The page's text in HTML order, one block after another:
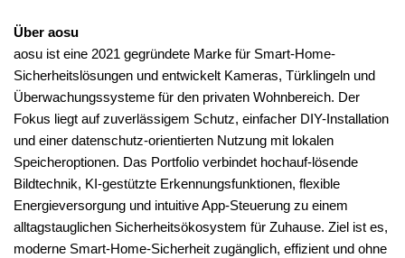
Über aosu
aosu ist eine 2021 gegründete Marke für Smart-Home-
Sicherheitslösungen und entwickelt Kameras, Türklingeln und
Überwachungssysteme für den privaten Wohnbereich. Der
Fokus liegt auf zuverlässigem Schutz, einfacher DIY-Installation
und einer datenschutz-orientierten Nutzung mit lokalen
Speicheroptionen. Das Portfolio verbindet hochauf-lösende
Bildtechnik, KI-gestützte Erkennungsfunktionen, flexible
Energieversorgung und intuitive App-Steuerung zu einem
alltagstauglichen Sicherheitsökosystem für Zuhause. Ziel ist es,
moderne Smart-Home-Sicherheit zugänglich, effizient und ohne